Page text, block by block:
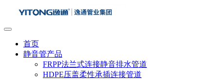
首页
静音管产品
FRPP法兰式连接静音排水管道
HDPE压盖柔性承插连接管道